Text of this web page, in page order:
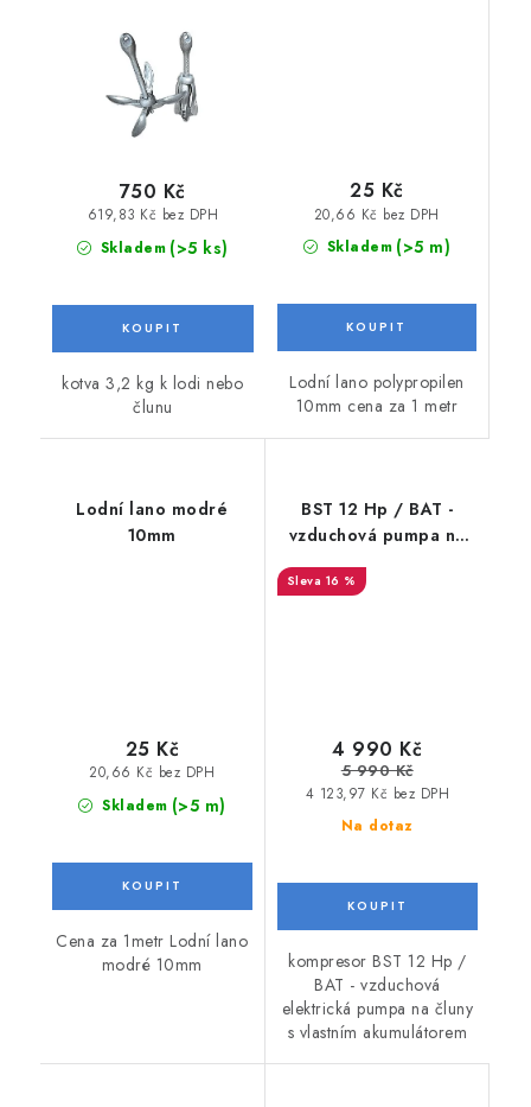
Skladem (>5 ks)
619,83 Kč bez DPH
750 Kč
kotva 3,2 kg k lodi nebo
člunu
Skladem (>5 m)
20,66 Kč bez DPH
25 Kč
Lodní lano polypropilen
10mm cena za 1 metr
Lodní lano modré
10mm
Skladem (>5 m)
20,66 Kč bez DPH
25 Kč
Cena za 1metr Lodní lano
modré 10mm
BST 12 Hp / BAT -
vzduchová pumpa na
čluny s vlastním
akumulátorem
16 %
Na dotaz
4 123,97 Kč bez DPH
4 990 Kč
5 990 Kč
kompresor BST 12 Hp /
BAT - vzduchová
elektrická pumpa na čluny
s vlastním akumulátorem